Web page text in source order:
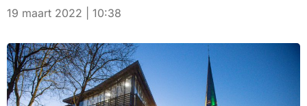
19 maart 2022 | 10:38